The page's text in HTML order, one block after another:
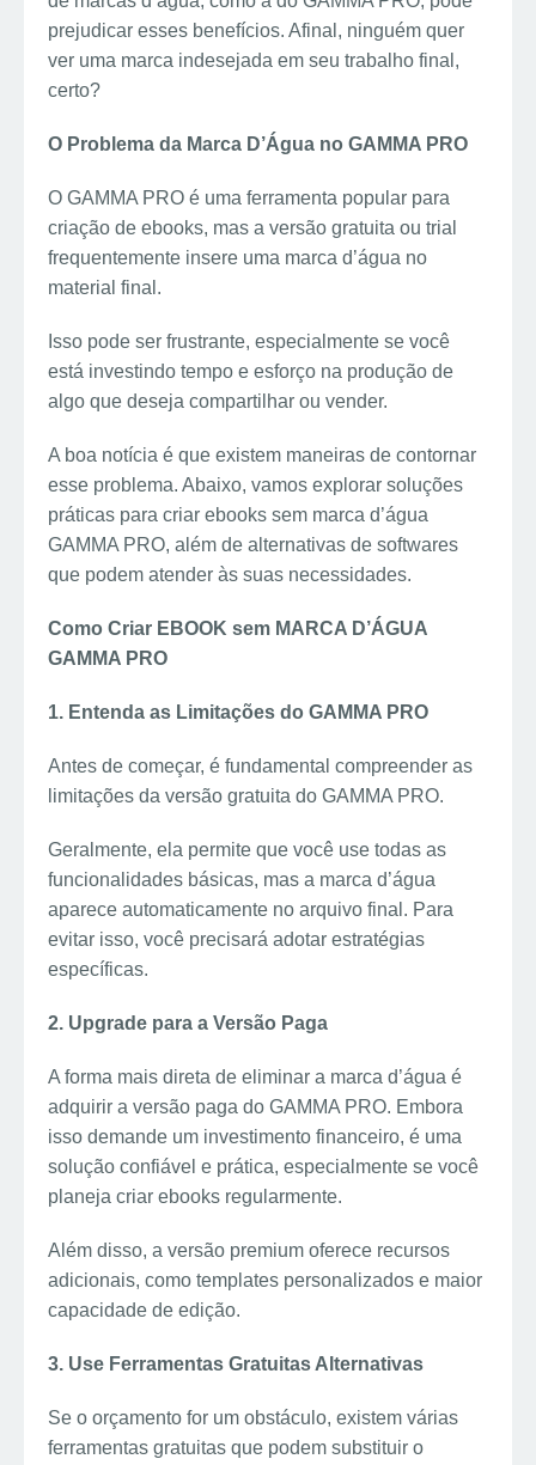
prejudicar esses benefícios. Afinal, ninguém quer
ver uma marca indesejada em seu trabalho final,
certo?
O Problema da Marca D’Água no GAMMA PRO
O GAMMA PRO é uma ferramenta popular para
criação de ebooks, mas a versão gratuita ou trial
frequentemente insere uma marca d’água no
material final.
Isso pode ser frustrante, especialmente se você
está investindo tempo e esforço na produção de
algo que deseja compartilhar ou vender.
A boa notícia é que existem maneiras de contornar
esse problema. Abaixo, vamos explorar soluções
práticas para criar ebooks sem marca d’água
GAMMA PRO, além de alternativas de softwares
que podem atender às suas necessidades.
Como Criar EBOOK sem MARCA D’ÁGUA
GAMMA PRO
1. Entenda as Limitações do GAMMA PRO
Antes de começar, é fundamental compreender as
limitações da versão gratuita do GAMMA PRO.
Geralmente, ela permite que você use todas as
funcionalidades básicas, mas a marca d’água
aparece automaticamente no arquivo final. Para
evitar isso, você precisará adotar estratégias
específicas.
2. Upgrade para a Versão Paga
A forma mais direta de eliminar a marca d’água é
adquirir a versão paga do GAMMA PRO. Embora
isso demande um investimento financeiro, é uma
solução confiável e prática, especialmente se você
planeja criar ebooks regularmente.
Além disso, a versão premium oferece recursos
adicionais, como templates personalizados e maior
capacidade de edição.
3. Use Ferramentas Gratuitas Alternativas
Se o orçamento for um obstáculo, existem várias
ferramentas gratuitas que podem substituir o